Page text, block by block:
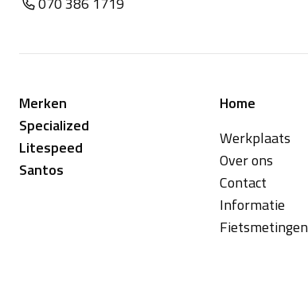
Merken
Specialized
Litespeed
Santos
Home
Werkplaats
Over ons
Contact
Informatie
Fietsmetingen